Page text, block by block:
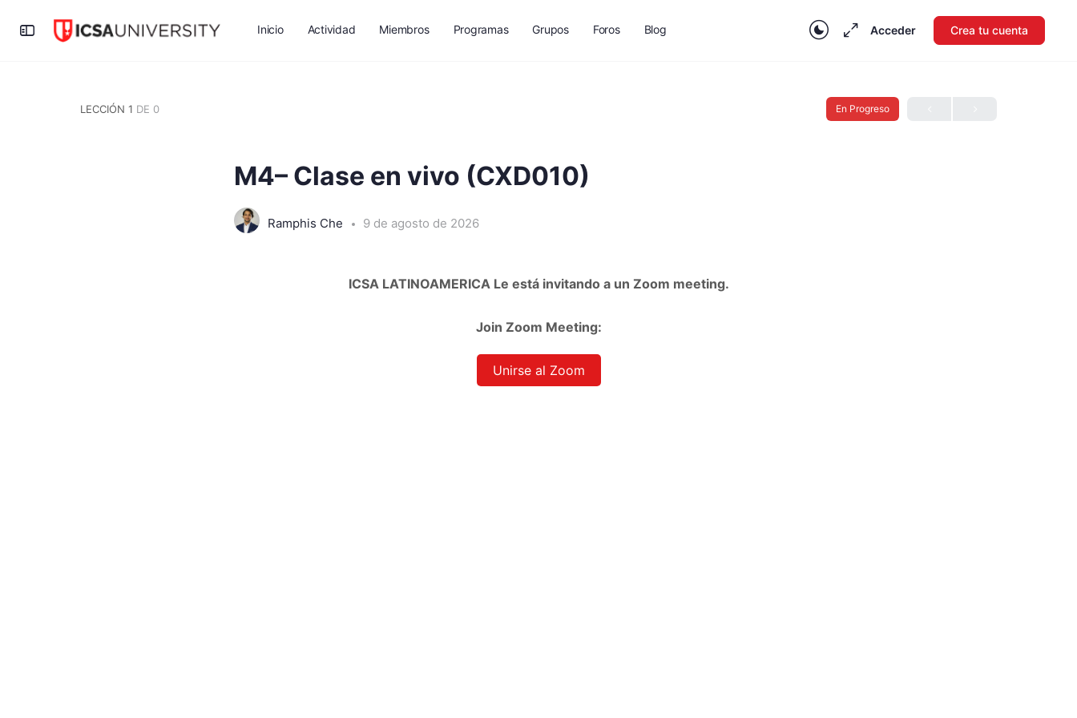
Inicio Actividad Miembros Programas Grupos Foros Blog Acceder Crea tu cuenta
LECCIÓN 1 DE 0 En Progreso
M4– Clase en vivo (CXD010)
Ramphis Che 9 de agosto de 2026
ICSA LATINOAMERICA Le está invitando a un Zoom meeting.
Join Zoom Meeting:
Unirse al Zoom